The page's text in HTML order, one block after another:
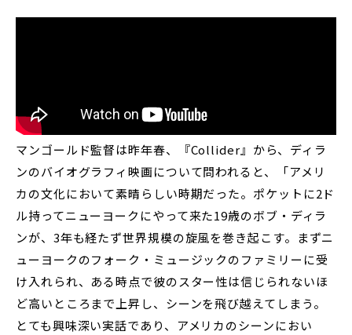
マンゴールド監督は昨年春、『Collider』から、ディラ
ンのバイオグラフィ映画について問われると、「アメリ
カの文化において素晴らしい時期だった。ポケットに2ド
ル持ってニューヨークにやって来た19歳のボブ・ディラ
ンが、3年も経たず世界規模の旋風を巻き起こす。まずニ
ューヨークのフォーク・ミュージックのファミリーに受
け入れられ、ある時点で彼のスター性は信じられないほ
ど高いところまで上昇し、シーンを飛び越えてしまう。
とても興味深い実話であり、アメリカのシーンにおい